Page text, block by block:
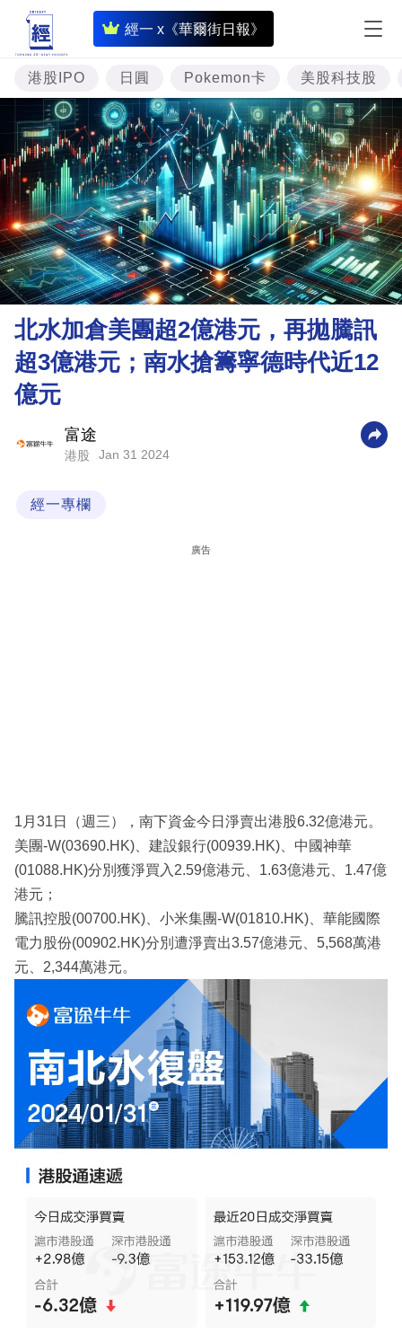
經一 x《華爾街日報》
即
時
財
經
專
題
投
資
樓
市
理
財
商
技
港股IPO 日圓 Pokemon卡 美股科技股
北水加倉美團超2億港元，再拋騰訊
超3億港元；南水搶籌寧德時代近12
億元
富途
港股 Jan 31 2024
經一專欄
廣告
1月31日（週三），南下資金今日淨賣出港股6.32億港元。
美團-W(03690.HK)、建設銀行(00939.HK)、中國神華
(01088.HK)分別獲淨買入2.59億港元、1.63億港元、1.47億
港元；
騰訊控股(00700.HK)、小米集團-W(01810.HK)、華能國際
電力股份(00902.HK)分別遭淨賣出3.57億港元、5,568萬港
元、2,344萬港元。